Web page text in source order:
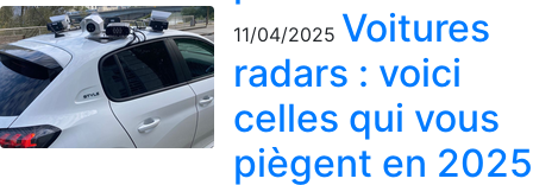
11/04/2025 Voitures
radars : voici
celles qui vous
piègent en 2025